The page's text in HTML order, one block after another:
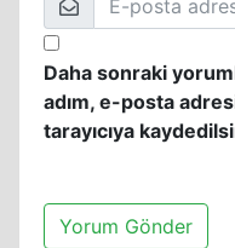
Daha sonraki
adım, e-posta
tarayıcıya